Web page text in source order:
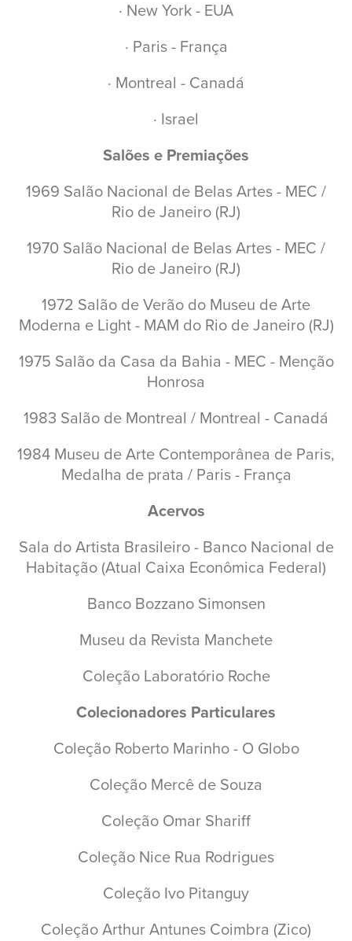
· New York - EUA
· Paris - França
· Montreal - Canadá
· Israel
Salões e Premiações
1969 Salão Nacional de Belas Artes - MEC /
Rio de Janeiro (RJ)
1970 Salão Nacional de Belas Artes - MEC /
Rio de Janeiro (RJ)
1972 Salão de Verão do Museu de Arte
Moderna e Light - MAM do Rio de Janeiro (RJ)
1975 Salão da Casa da Bahia - MEC - Menção
Honrosa
1983 Salão de Montreal / Montreal - Canadá
1984 Museu de Arte Contemporânea de Paris,
Medalha de prata / Paris - França
Acervos
Sala do Artista Brasileiro - Banco Nacional de
Habitação (Atual Caixa Econômica Federal)
Banco Bozzano Simonsen
Museu da Revista Manchete
Coleção Laboratório Roche
Colecionadores Particulares
Coleção Roberto Marinho - O Globo
Coleção Mercê de Souza
Coleção Omar Shariff
Coleção Nice Rua Rodrigues
Coleção Ivo Pitanguy
Coleção Arthur Antunes Coimbra (Zico)